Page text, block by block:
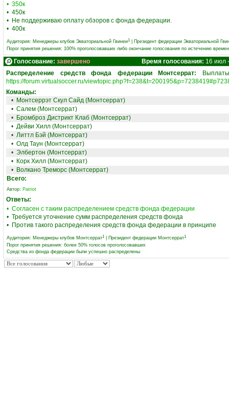
• 350к
• 450к
• Не поддерживаю оплату обзоров с фонда федерации.
• 400к
Аудитория: Менеджеры клубов Экваториальной Гвинеи1
Президент федерации Экваториальной
Порог принятия решения: 100% проголосовавших либо окончание голосования по истечению
Голосование: завершено Время голосования: 16 июл
Распределение средств фонда федерации Монтсеррат:
https://forum.virtualsoccer.ru/
Команды:
• Монтсеррэт Скул Сайд (Монтсеррат)
• Салем (Монтсеррат)
• Бромброз Дистрикт Клаб (Монтсеррат)
• Дейви Хилл (Монтсеррат)
• Литтл Бэй (Монтсеррат)
• Олд Таун (Монтсеррат)
• Элбертон (Монтсеррат)
• Корк Хилл (Монтсеррат)
• Волкано Треморс (Монтсеррат)
Всего:
Автор: Patriot
Ответы:
• Согласен с таким распределением средств фонда федерации
• Требуется уточнение сумм распределения средств фонда
• Против такого распределения средств фонда федерации в принципе
Аудитория: Менеджеры клубов Монтсеррат1 Президент федерации Монтсеррат1
Порог принятия решения: более 50% голосов проголосовавших
Средства из фонда федерации были успешно распределены